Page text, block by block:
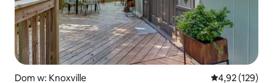
Dom w: Knoxville Średnia
4,92 (129)